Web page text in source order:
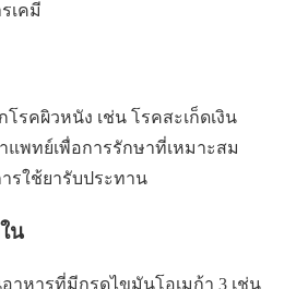
เคมี
รคผิวหนัง เช่น โรคสะเก็ดเงิน
พทย์เพื่อการรักษาที่เหมาะสม
รใช้ยารับประทาน
น
าหารที่มีกรดไขมันโอเมก้า 3 เช่น